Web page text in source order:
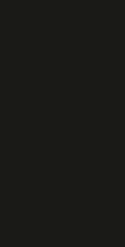
(Foto: Vitor
do
vezes é do
pela pura falta
de um meia